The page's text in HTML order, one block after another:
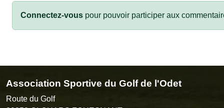
Connectez-vous pour pouvoir participer aux
Association Sportive du Golf de l'Odet
Route du Golf